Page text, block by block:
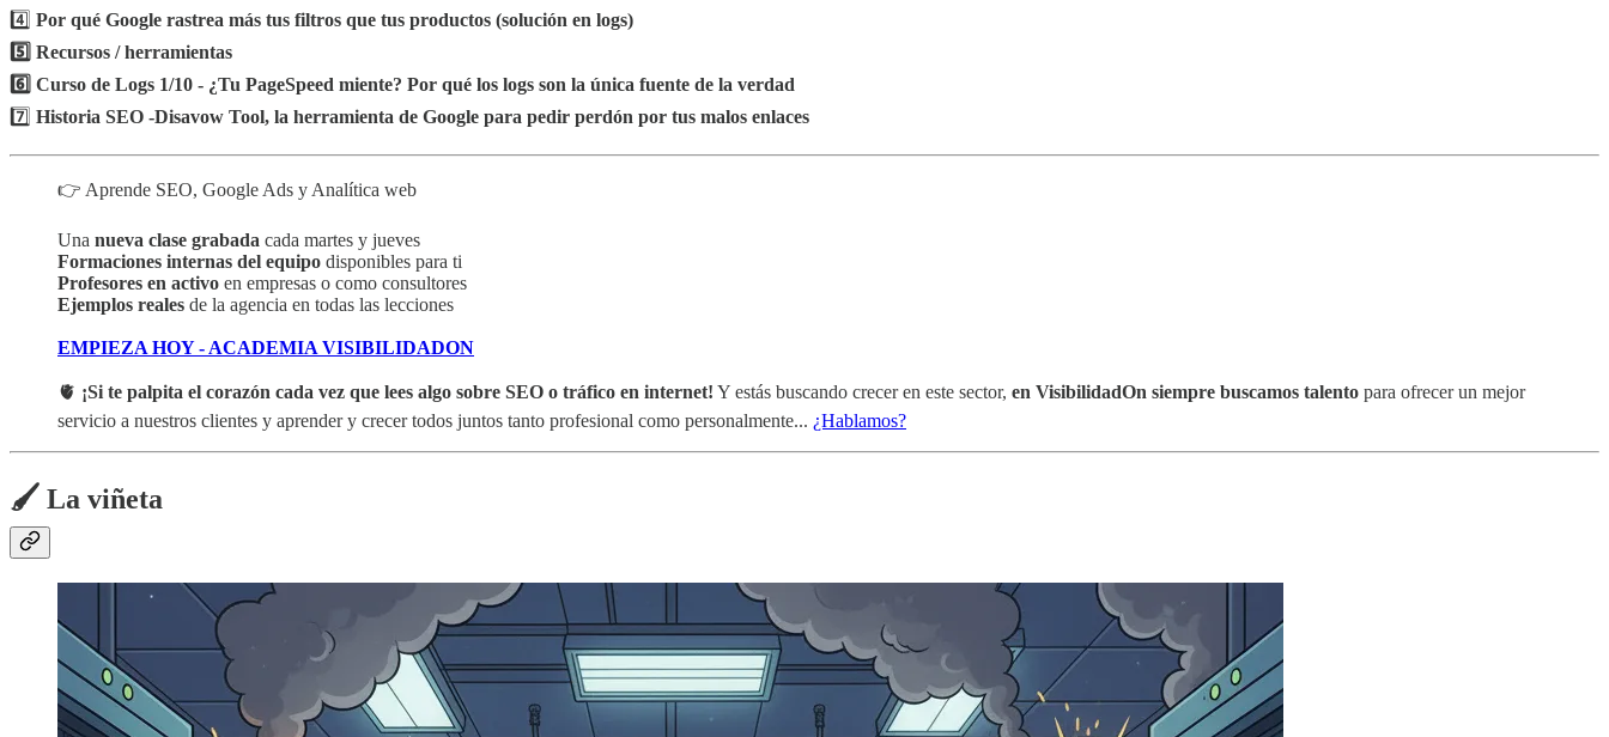
4️⃣ Por qué Google rastrea más tus filtros que tus productos (solución en logs)
5️⃣ Recursos / herramientas
6️⃣ Curso de Logs 1/10 - ¿Tu PageSpeed miente? Por qué los logs son la única fuente de la verdad
7️⃣ Historia SEO -Disavow Tool, la herramienta de Google para pedir perdón por tus malos enlaces
👉 Aprende SEO, Google Ads y Analítica web
Una nueva clase grabada cada martes y jueves
Formaciones internas del equipo disponibles para ti
Profesores en activo en empresas o como consultores
Ejemplos reales de la agencia en todas las lecciones
EMPIEZA HOY - ACADEMIA VISIBILIDADON
🫀 ¡Si te palpita el corazón cada vez que lees algo sobre SEO o tráfico en internet! Y estás buscando crecer en este sector, en VisibilidadOn siempre buscamos talento para ofrecer un mejor
servicio a nuestros clientes y aprender y crecer todos juntos tanto profesional como personalmente... ¿Hablamos?
🖌️ La viñeta